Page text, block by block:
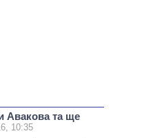
Авакова та ще
10:35